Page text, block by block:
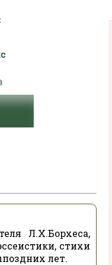
Л.Х.Борхеса,
стихи
лет.